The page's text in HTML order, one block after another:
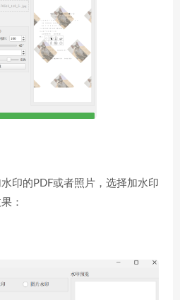
印的PDF或者照片，选择加水印
：